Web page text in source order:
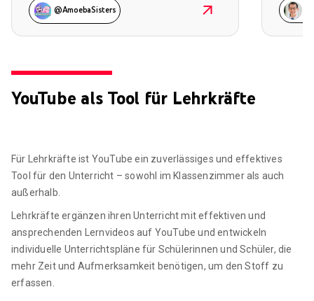
@AmoebaSisters
YouTube als Tool für Lehrkräfte
Für Lehrkräfte ist YouTube ein zuverlässiges und effektives
Tool für den Unterricht – sowohl im Klassenzimmer als auch
außerhalb.
Lehrkräfte ergänzen ihren Unterricht mit effektiven und
ansprechenden Lernvideos auf YouTube und entwickeln
individuelle Unterrichtspläne für Schülerinnen und Schüler, die
mehr Zeit und Aufmerksamkeit benötigen, um den Stoff zu
erfassen.